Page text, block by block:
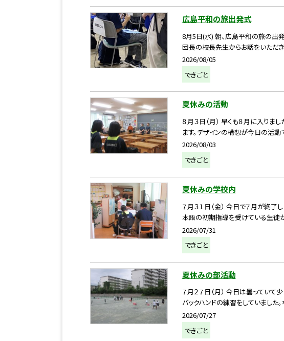
広島平和の旅出発式
8月5日(水) 朝、広島平和の旅の出
団長の校長先生からお話をいただ
2026/08/05
できごと
夏休みの活動
８月３日（月） 早くも８月に入り
ます。デザインの構想が今日の活動
2026/08/03
できごと
夏休みの学校内
７月３１日（金） 今日で７月が終
本語の初期指導を受けている生徒
2026/07/31
できごと
夏休みの部活動
７月２７日（月） 今日は曇っていて
バックハンドの練習をしていました
2026/07/27
できごと